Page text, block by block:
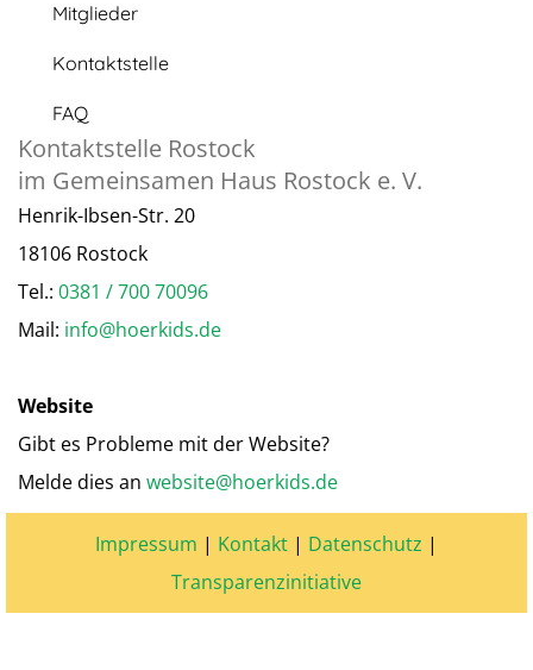
Mitglieder
Kontaktstelle
FAQ
Kontaktstelle Rostock
im Gemeinsamen Haus Rostock e. V.
Henrik-Ibsen-Str. 20
18106 Rostock
Tel.: 0381 / 700 70096
Mail: info@hoerkids.de
Website
Gibt es Probleme mit der Website?
Melde dies an website@hoerkids.de
Impressum | Kontakt | Datenschutz |
Transparenzinitiative